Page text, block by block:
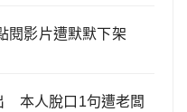
閱影片遭默默下架
本人脫口1句遭老闆